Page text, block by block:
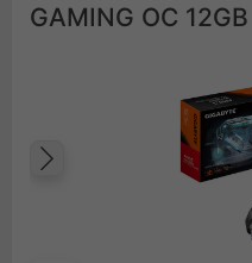
GAMING OC
Poprzedni